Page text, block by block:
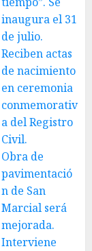
inaugura el 31
de julio.
Reciben actas
de nacimiento
en ceremonia
conmemorativ
a del Registro
Civil.
Obra de
pavimentació
n de San
Marcial será
mejorada.
Interviene